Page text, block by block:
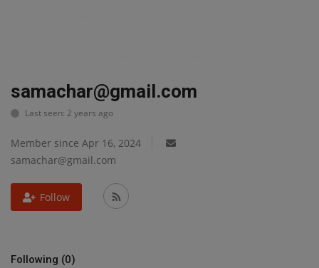
विविध
samachar@gmail.com
Last seen: 2 years ago
Member since Apr 16, 2024
samachar@gmail.com
Follow
Following (0)